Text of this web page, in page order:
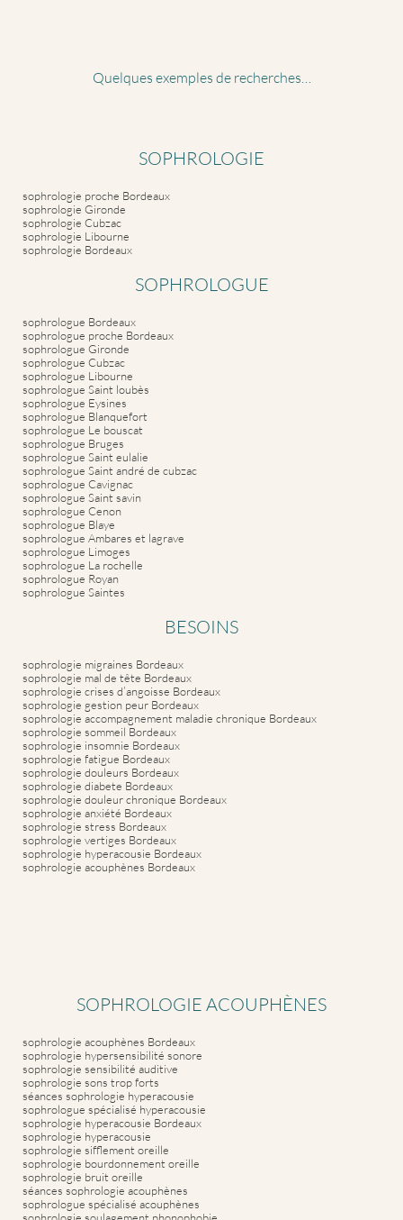
Quelques exemples de recherches…
SOPHROLOGIE
sophrologie proche Bordeaux
sophrologie Gironde
sophrologie Cubzac
sophrologie Libourne
sophrologie Bordeaux
SOPHROLOGUE
sophrologue Bordeaux
sophrologue proche Bordeaux
sophrologue Gironde
sophrologue Cubzac
sophrologue Libourne
sophrologue Saint loubès
sophrologue Eysines
sophrologue Blanquefort
sophrologue Le bouscat
sophrologue Bruges
sophrologue Saint eulalie
sophrologue Saint andré de cubzac
sophrologue Cavignac
sophrologue Saint savin
sophrologue Cenon
sophrologue Blaye
sophrologue Ambares et lagrave
sophrologue Limoges
sophrologue La rochelle
sophrologue Royan
sophrologue Saintes
BESOINS
sophrologie migraines Bordeaux
sophrologie mal de tête Bordeaux
sophrologie crises d’angoisse Bordeaux
sophrologie gestion peur Bordeaux
sophrologie accompagnement maladie chronique Bordeaux
sophrologie sommeil Bordeaux
sophrologie insomnie Bordeaux
sophrologie fatigue Bordeaux
sophrologie douleurs Bordeaux
sophrologie diabete Bordeaux
sophrologie douleur chronique Bordeaux
sophrologie anxiété Bordeaux
sophrologie stress Bordeaux
sophrologie vertiges Bordeaux
sophrologie hyperacousie Bordeaux
sophrologie acouphènes Bordeaux
SOPHROLOGIE ACOUPHÈNES
sophrologie acouphènes Bordeaux
sophrologie hypersensibilité sonore
sophrologie sensibilité auditive
sophrologie sons trop forts
séances sophrologie hyperacousie
sophrologue spécialisé hyperacousie
sophrologie hyperacousie Bordeaux
sophrologie hyperacousie
sophrologie sifflement oreille
sophrologie bourdonnement oreille
sophrologie bruit oreille
séances sophrologie acouphènes
sophrologue spécialisé acouphènes
sophrologie soulagement phonophobie